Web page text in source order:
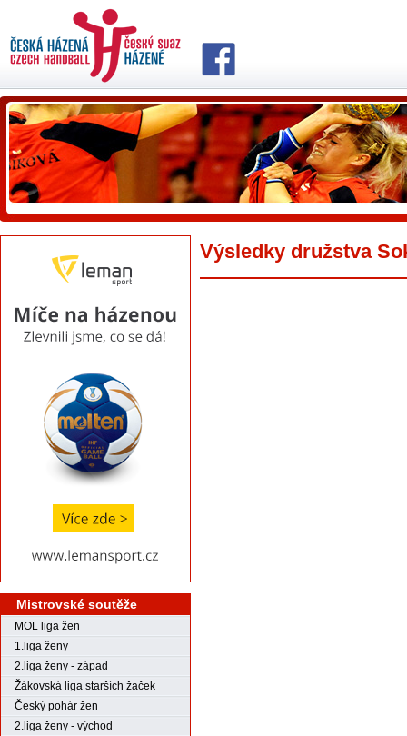
Mistrovské soutěže
MOL liga žen
1.liga ženy
2.liga ženy - západ
Žákovská liga starších žaček
Český pohár žen
2.liga ženy - východ
Výsledky družstva